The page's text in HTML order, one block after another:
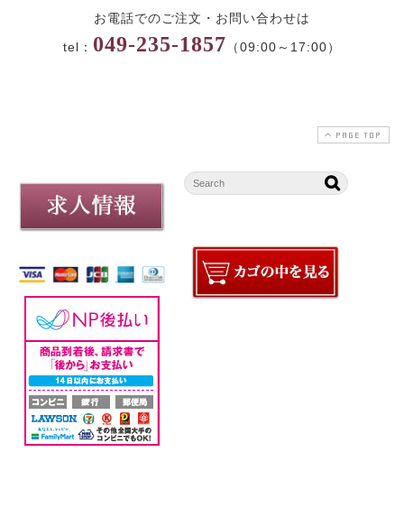
お電話でのご注文・お問い合わせは
tel： 049-235-1857 （09:00～17:00）
PAGE TOP